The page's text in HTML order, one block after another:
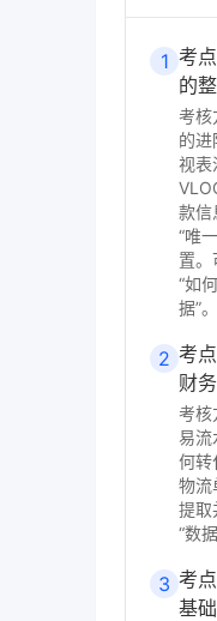
1 考
的
考核
的进
视表
款信
“唯
置。
“如
据”。
2 考
财
考核
易流
何转
物流
提取
“数
3 考
基础